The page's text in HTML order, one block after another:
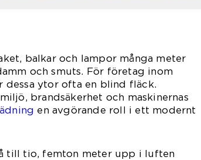
balkar och lampor många meter
och smuts. För företag inom
ytor ofta en blind fläck.
brandsäkerhet och maskinernas
en avgörande roll i ett modernt
till tio, femton meter upp i luften